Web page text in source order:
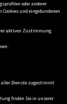
/ 25547
Disclaimer
by 1000PS
oder anderer
und eingebundenen
aktiven Zustimmung
aller Dienste zugestimmt
finden Sie in unserer